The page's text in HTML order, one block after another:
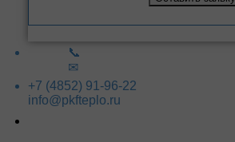
📞
✉
+7 (4852) 91-96-22
info@pkfteplo.ru